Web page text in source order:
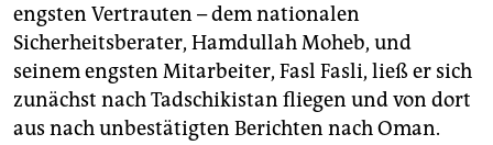
engsten Vertrauten – dem nationalen
Sicherheitsberater, Hamdullah Moheb, und
seinem engsten Mitarbeiter, Fasl Fasli, ließ er sich
zunächst nach Tadschikistan fliegen und von dort
aus nach unbestätigten Berichten nach Oman.